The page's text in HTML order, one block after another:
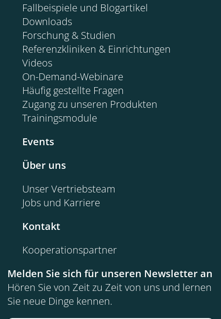
Fallbeispiele und Blogartikel
Downloads
Forschung & Studien
Referenzkliniken & Einrichtungen
Videos
On-Demand-Webinare
Häufig gestellte Fragen
Zugang zu unseren Produkten
Trainingsmodule
Events
Über uns
Unser Vertriebsteam
Jobs und Karriere
Kontakt
Kooperationspartner
Melden Sie sich für unseren Newsletter an
Hören Sie von Zeit zu Zeit von uns und lernen
Sie neue Dinge kennen.